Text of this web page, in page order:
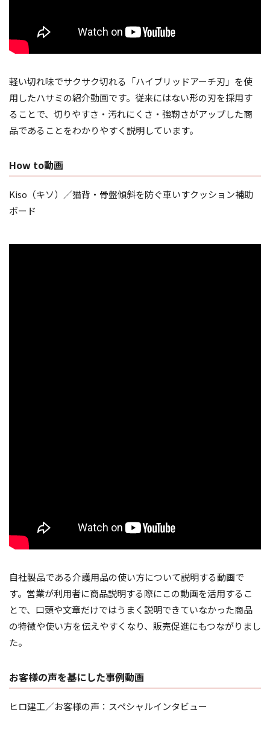
軽い切れ味でサクサク切れる「ハイブリッドアーチ刃」を使
用したハサミの紹介動画です。従来にはない形の刃を採用す
ることで、切りやすさ・汚れにくさ・強靭さがアップした商
品であることをわかりやすく説明しています。
How to動画
Kiso（キソ）／猫背・骨盤傾斜を防ぐ車いすクッション補助
ボード
自社製品である介護用品の使い方について説明する動画で
す。営業が利用者に商品説明する際にこの動画を活用するこ
とで、口頭や文章だけではうまく説明できていなかった商品
の特徴や使い方を伝えやすくなり、販売促進にもつながりまし
た。
お客様の声を基にした事例動画
ヒロ建工／お客様の声：スペシャルインタビュー